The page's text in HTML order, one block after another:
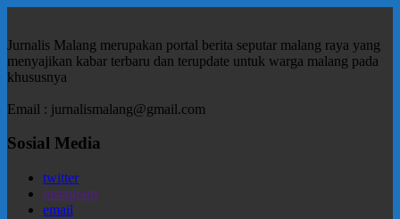
Jurnalis Malang merupakan portal berita seputar malang raya yang
menyajikan kabar terbaru dan terupdate untuk warga malang pada
khususnya
Email : jurnalismalang@gmail.com
Sosial Media
twitter
instagram
email